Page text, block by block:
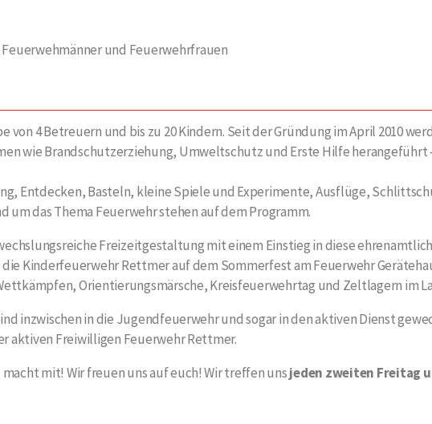
und Feuerwehrfrauen
von 4 Betreuern und bis zu 20 Kindern. Seit der Gründung im April 2010
wie Brandschutzerziehung, Umweltschutz und Erste Hilfe herangeführt
Entdecken, Basteln, kleine Spiele und Experimente, Ausflüge,
um das Thema Feuerwehr stehen auf dem Programm.
Freizeitgestaltung mit einem Einstieg in diese
Kinderfeuerwehr Rettmer auf dem Sommerfest am Feuerwehr
Orientierungsmärsche, Kreisfeuerwehrtag und Zeltlagern im
inzwischen in die Jugendfeuerwehr und sogar in den aktiven Dienst
aktiven Freiwilligen Feuerwehr Rettmer.
mit! Wir freuen uns auf euch! Wir treffen unsjeden zweiten Freitag